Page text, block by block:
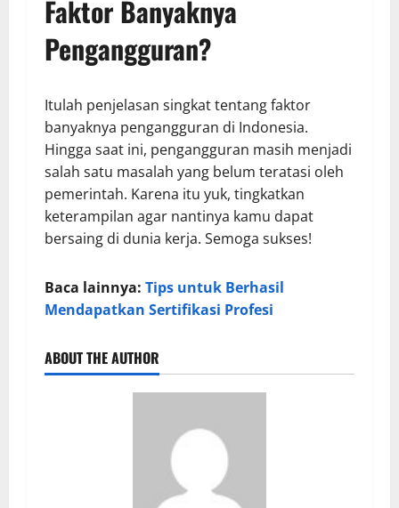
Faktor Banyaknya
Pengangguran?
Itulah penjelasan singkat tentang faktor
banyaknya pengangguran di Indonesia.
Hingga saat ini, pengangguran masih menjadi
salah satu masalah yang belum teratasi oleh
pemerintah. Karena itu yuk, tingkatkan
keterampilan agar nantinya kamu dapat
bersaing di dunia kerja. Semoga sukses!
Baca lainnya: Tips untuk Berhasil
Mendapatkan Sertifikasi Profesi
ABOUT THE AUTHOR